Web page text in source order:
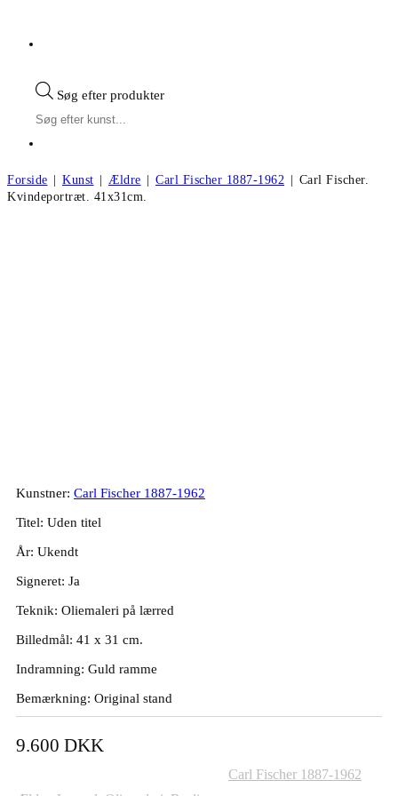
Søg efter produkter
Forside | Kunst | Ældre | Carl Fischer 1887-1962 | Carl Fischer.
Kvindeportræt. 41x31cm.
Kunstner: Carl Fischer 1887-1962
Titel: Uden titel
År: Ukendt
Signeret: Ja
Teknik: Oliemaleri på lærred
Billedmål: 41 x 31 cm.
Indramning: Guld ramme
Bemærkning: Original stand
9.600 DKK
Carl Fischer 1887-1962